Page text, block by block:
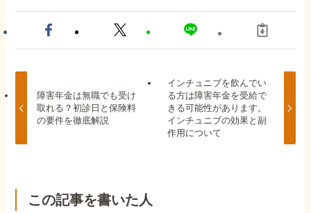
障害年金は無職でも受け
取れる？初診日と保険料
の要件を徹底解説
インチュニブを飲んでい
る方は障害年金を受給で
きる可能性があります。
インチュニブの効果と副
作用について
この記事を書いた人